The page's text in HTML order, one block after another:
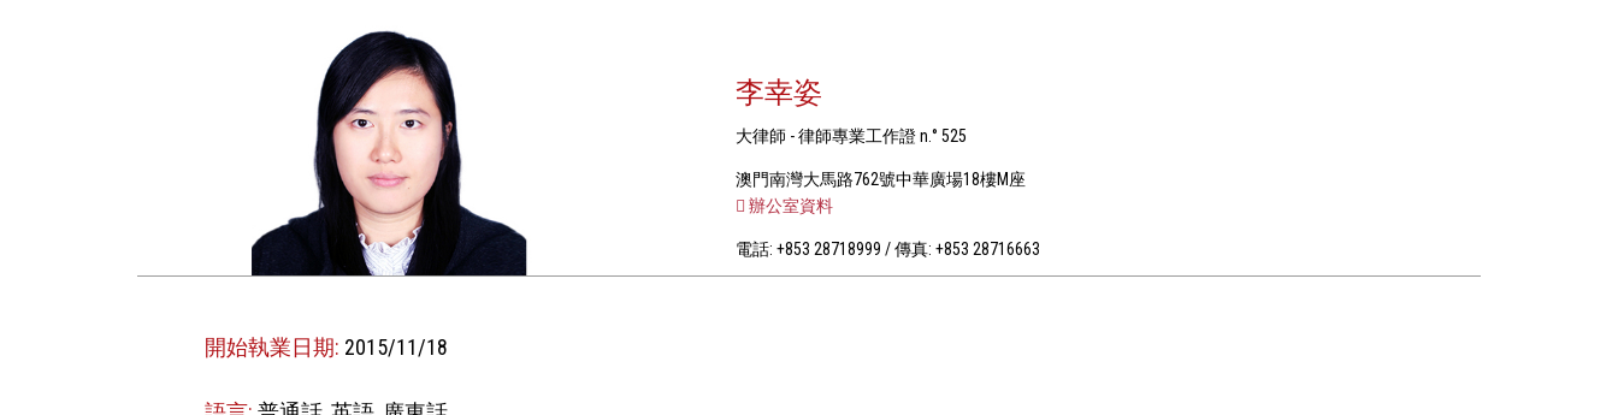
李幸姿
大律師 - 律師專業工作證 n.° 525
澳門南灣大馬路762號中華廣場18樓M座
辦公室資料
電話: +853 28718999 / 傳真: +853 28716663
開始執業日期: 2015/11/18